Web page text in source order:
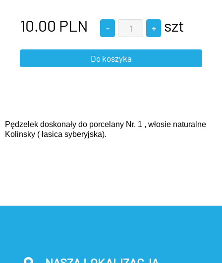
10.00 PLN szt
Pędzelek doskonały do porcelany Nr. 1 , włosie naturalne
Kolinsky ( łasica syberyjska).